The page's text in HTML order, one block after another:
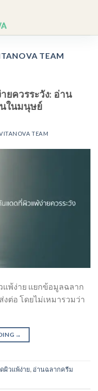
TEAM
ควรระวัง: อ่าน
ในมนุษย์
TEAM
พ้ง่าย แยกข้อมูลฉลาก
ต่อ โดยไม่เหมารวมว่า
→
ผิวแพ้ง่าย, อ่านฉลากครีม